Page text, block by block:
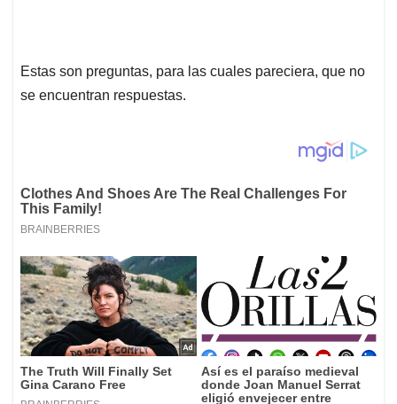
Estas son preguntas, para las cuales pareciera, que no
se encuentran respuestas.